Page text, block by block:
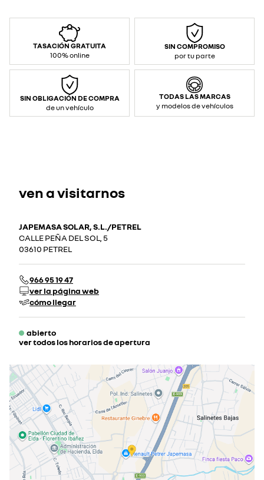
TASACIÓN GRATUITA
100% online
SIN COMPROMISO
por tu parte
SIN OBLIGACIÓN DE COMPRA
de un vehículo
TODAS LAS MARCAS
y modelos de vehículos
ven a visitarnos
JAPEMASA SOLAR, S.L./PETREL
CALLE PEÑA DEL SOL, 5
03610 PETREL
966 95 19 47
ver la página web
cómo llegar
abierto
ver todos los horarios de apertura
martes
08:00 - 13:3015:30 - 20:00
miércoles
08:00 - 13:3015:30 - 20:00
jueves
08:00 - 13:30
15:30 - 20:00
viernes
08:00 - 13:30 15:30 - 20:00
sábado
09:30 - 13:30 cerrado actualmente
domingo
cerrado actualmente